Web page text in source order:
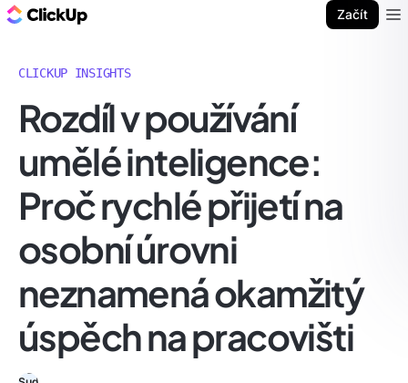
Začít
CLICKUP INSIGHTS
Rozdíl v používání
umělé inteligence:
Proč rychlé přijetí na
osobní úrovni
neznamená okamžitý
úspěch na pracovišti